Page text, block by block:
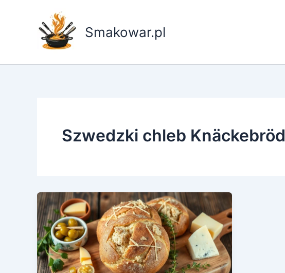
Smakowar.pl
Szwedzki chleb Knäckebröd